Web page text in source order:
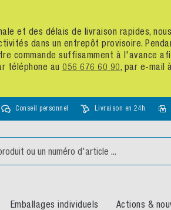
et des délais de livraison rapides,
dans un entrepôt provisoire.
commande suffisamment à l'avance
téléphone au 056 676 60 90, par e-mail à
Conseil personnel Livraison en 24h
Emballages individuels Actions &